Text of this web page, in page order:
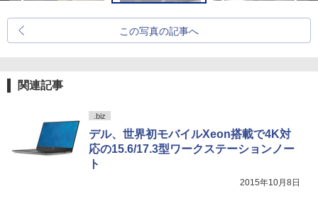
この写真の記事へ
関連記事
.biz
デル、世界初モバイルXeon搭載で4K対
応の15.6/17.3型ワークステーションノー
ト
2015年10月8日